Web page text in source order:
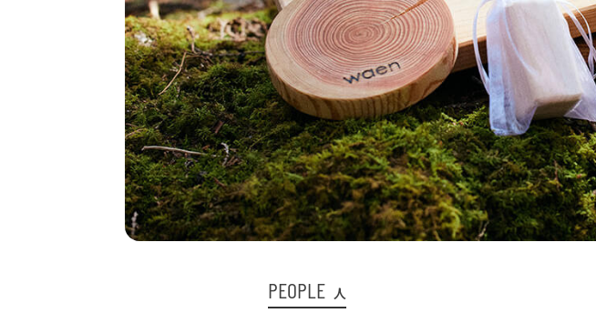
PEOPLE 人